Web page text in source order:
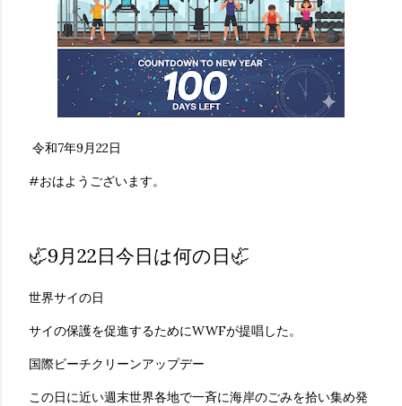
令和7年9月22日
#おはようございます。
🦏9月22日今日は何の日🦏
世界サイの日
サイの保護を促進するためにWWFが提唱した。
国際ビーチクリーンアップデー
この日に近い週末世界各地で一斉に海岸のごみを拾い集め発